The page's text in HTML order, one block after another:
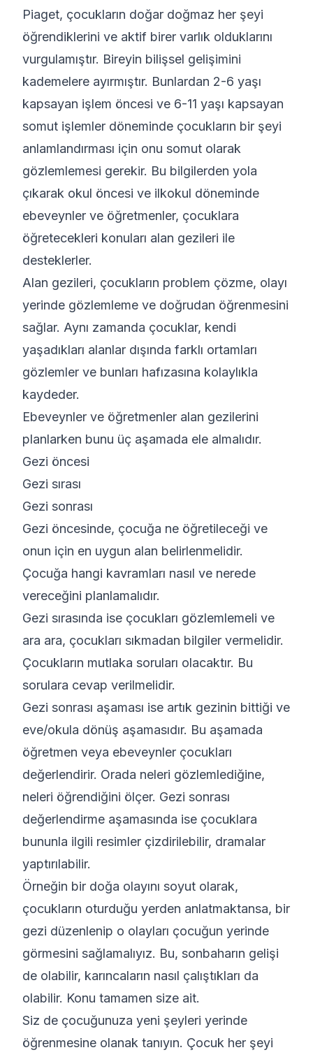
Piaget, çocukların doğar doğmaz her şeyi
öğrendiklerini ve aktif birer varlık olduklarını
vurgulamıştır. Bireyin bilişsel gelişimini
kademelere ayırmıştır. Bunlardan 2-6 yaşı
kapsayan işlem öncesi ve 6-11 yaşı kapsayan
somut işlemler döneminde çocukların bir şeyi
anlamlandırması için onu somut olarak
gözlemlemesi gerekir. Bu bilgilerden yola
çıkarak okul öncesi ve ilkokul döneminde
ebeveynler ve öğretmenler, çocuklara
öğretecekleri konuları alan gezileri ile
desteklerler.
Alan gezileri, çocukların problem çözme, olayı
yerinde gözlemleme ve doğrudan öğrenmesini
sağlar. Aynı zamanda çocuklar, kendi
yaşadıkları alanlar dışında farklı ortamları
gözlemler ve bunları hafızasına kolaylıkla
kaydeder.
Ebeveynler ve öğretmenler alan gezilerini
planlarken bunu üç aşamada ele almalıdır.
Gezi öncesi
Gezi sırası
Gezi sonrası
Gezi öncesinde, çocuğa ne öğretileceği ve
onun için en uygun alan belirlenmelidir.
Çocuğa hangi kavramları nasıl ve nerede
vereceğini planlamalıdır.
Gezi sırasında ise çocukları gözlemlemeli ve
ara ara, çocukları sıkmadan bilgiler vermelidir.
Çocukların mutlaka soruları olacaktır. Bu
sorulara cevap verilmelidir.
Gezi sonrası aşaması ise artık gezinin bittiği ve
eve/okula dönüş aşamasıdır. Bu aşamada
öğretmen veya ebeveynler çocukları
değerlendirir. Orada neleri gözlemlediğine,
neleri öğrendiğini ölçer. Gezi sonrası
değerlendirme aşamasında ise çocuklara
bununla ilgili resimler çizdirilebilir, dramalar
yaptırılabilir.
Örneğin bir doğa olayını soyut olarak,
çocukların oturduğu yerden anlatmaktansa, bir
gezi düzenlenip o olayları çocuğun yerinde
görmesini sağlamalıyız. Bu, sonbaharın gelişi
de olabilir, karıncaların nasıl çalıştıkları da
olabilir. Konu tamamen size ait.
Siz de çocuğunuza yeni şeyleri yerinde
öğrenmesine olanak tanıyın. Çocuk her şeyi